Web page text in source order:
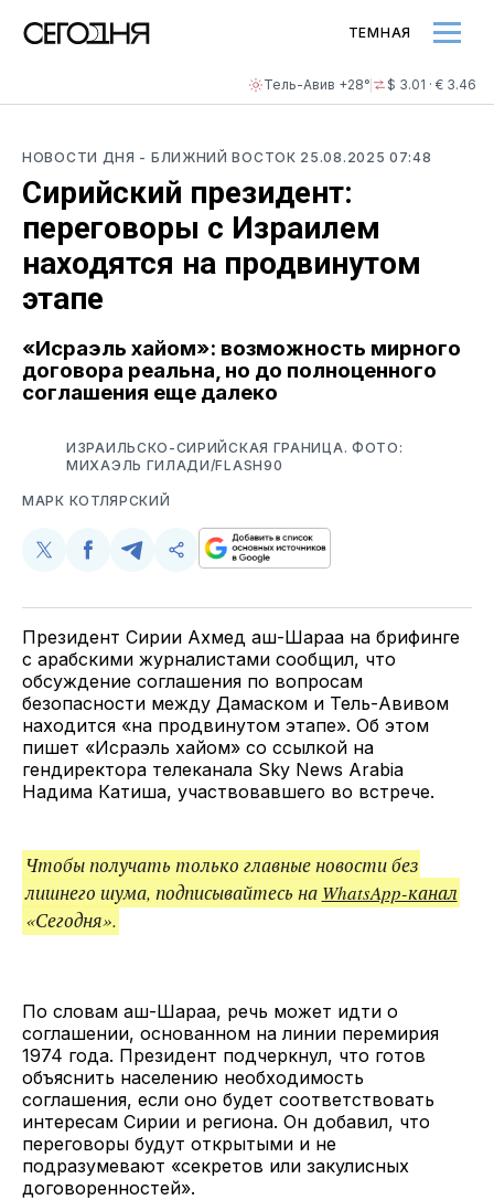
Тель-Авив +28° $ 3.01 · € 3.46
ТЕМНАЯ
НОВОСТИ ДНЯ - БЛИЖНИЙ ВОСТОК 25.08.2025 07:48
Сирийский президент:
переговоры с Израилем
находятся на продвинутом
этапе
«Исраэль хайом»: возможность мирного
договора реальна, но до полноценного
соглашения еще далеко
ИЗРАИЛЬСКО-СИРИЙСКАЯ ГРАНИЦА. ФОТО:
МИХАЭЛЬ ГИЛАДИ/FLASH90
МАРК КОТЛЯРСКИЙ
Поделиться
Twitter
Поделиться
Facebook
Поделиться
Telegram
Скопируйте
поделитесь
ссылкой
Президент Сирии Ахмед аш-Шараа на брифинге
с арабскими журналистами сообщил, что
обсуждение соглашения по вопросам
безопасности между Дамаском и Тель-Авивом
находится «на продвинутом этапе». Об этом
пишет «Исраэль хайом» со ссылкой на
гендиректора телеканала Sky News Arabia
Надима Катиша, участвовавшего во встрече.
Чтобы получать только главные новости без
лишнего шума, подписывайтесь на WhatsApp-канал
«Сегодня».
По словам аш-Шараа, речь может идти о
соглашении, основанном на линии перемирия
1974 года. Президент подчеркнул, что готов
объяснить населению необходимость
соглашения, если оно будет соответствовать
интересам Сирии и региона. Он добавил, что
переговоры будут открытыми и не
подразумевают «секретов или закулисных
договоренностей».